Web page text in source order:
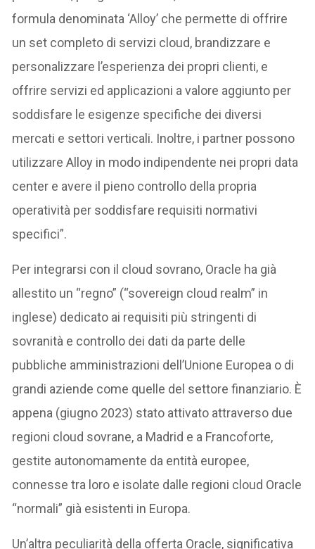
formula denominata ‘Alloy’ che permette di offrire
un set completo di servizi cloud, brandizzare e
personalizzare l’esperienza dei propri clienti, e
offrire servizi ed applicazioni a valore aggiunto per
soddisfare le esigenze specifiche dei diversi
mercati e settori verticali. Inoltre, i partner possono
utilizzare Alloy in modo indipendente nei propri data
center e avere il pieno controllo della propria
operatività per soddisfare requisiti normativi
specifici”.
Per integrarsi con il cloud sovrano, Oracle ha già
allestito un “regno” (“sovereign cloud realm” in
inglese) dedicato ai requisiti più stringenti di
sovranità e controllo dei dati da parte delle
pubbliche amministrazioni dell’Unione Europea o di
grandi aziende come quelle del settore finanziario. È
appena (giugno 2023) stato attivato attraverso due
regioni cloud sovrane, a Madrid e a Francoforte,
gestite autonomamente da entità europee,
connesse tra loro e isolate dalle regioni cloud Oracle
“normali” già esistenti in Europa.
Un’altra peculiarità della offerta Oracle, significativa